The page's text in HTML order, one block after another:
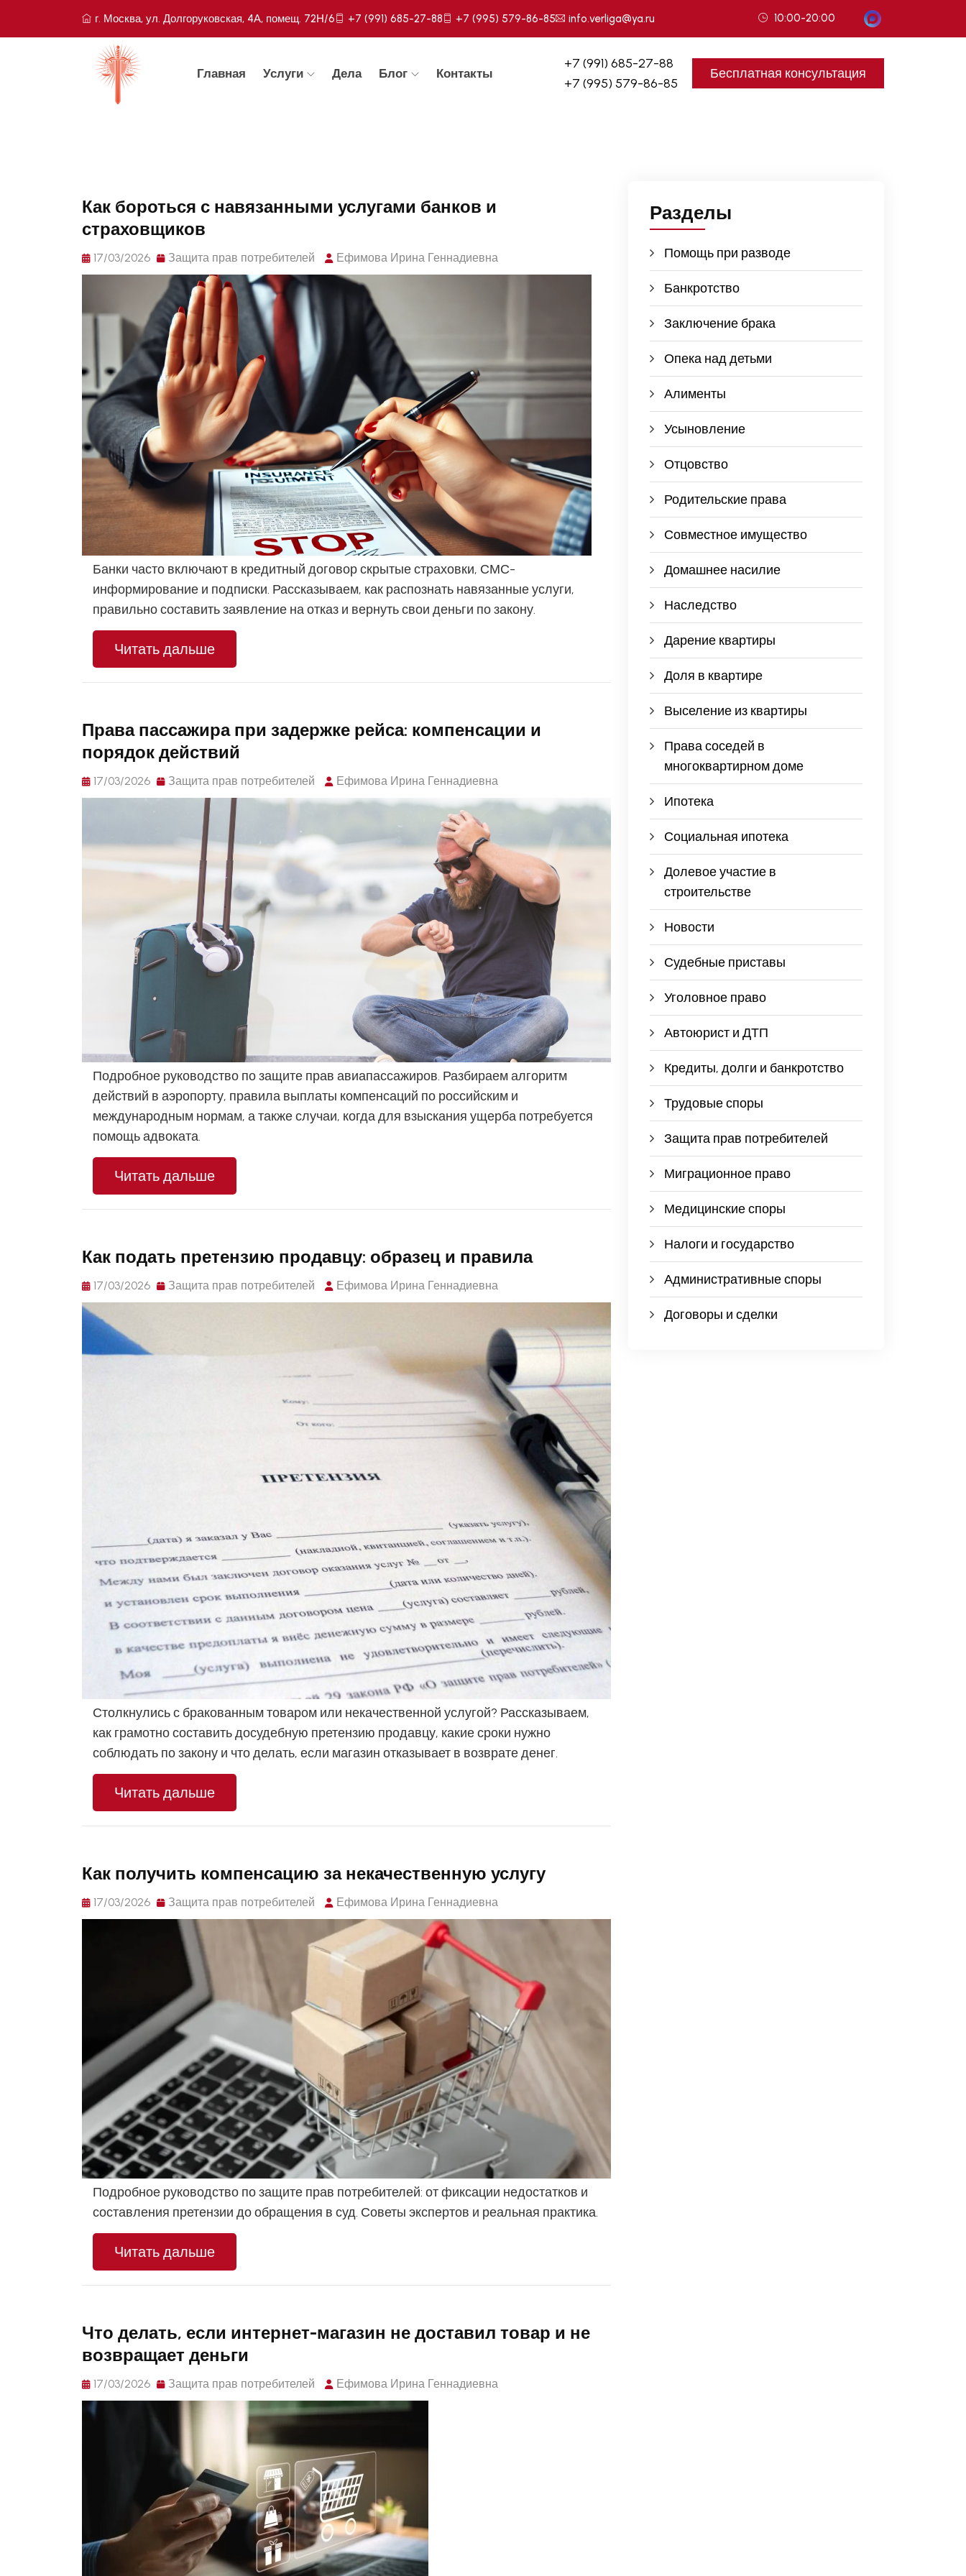
г. Москва, ул. Долгоруковская, 4А, помещ. 72Н/6 +7 (991) 685-27-88 +7 (995) 579-86-85 info.verliga@ya.ru 10:00-20:00
Главная Услуги Дела Блог Контакты
+7 (991) 685-27-88
+7 (995) 579-86-85
Бесплатная консультация
Как бороться с навязанными услугами банков и
страховщиков
17/03/2026 Защита прав потребителей Ефимова Ирина Геннадиевна
Банки часто включают в кредитный договор скрытые страховки, СМС-
информирование и подписки. Рассказываем, как распознать навязанные услуги,
правильно составить заявление на отказ и вернуть свои деньги по закону.
Читать дальше
Права пассажира при задержке рейса: компенсации и
порядок действий
17/03/2026 Защита прав потребителей Ефимова Ирина Геннадиевна
Подробное руководство по защите прав авиапассажиров. Разбираем алгоритм
действий в аэропорту, правила выплаты компенсаций по российским и
международным нормам, а также случаи, когда для взыскания ущерба потребуется
помощь адвоката.
Читать дальше
Как подать претензию продавцу: образец и правила
17/03/2026 Защита прав потребителей Ефимова Ирина Геннадиевна
Столкнулись с бракованным товаром или некачественной услугой? Рассказываем,
как грамотно составить досудебную претензию продавцу, какие сроки нужно
соблюдать по закону и что делать, если магазин отказывает в возврате денег.
Читать дальше
Как получить компенсацию за некачественную услугу
17/03/2026 Защита прав потребителей Ефимова Ирина Геннадиевна
Подробное руководство по защите прав потребителей: от фиксации недостатков и
составления претензии до обращения в суд. Советы экспертов и реальная практика.
Читать дальше
Что делать, если интернет-магазин не доставил товар и не
возвращает деньги
17/03/2026 Защита прав потребителей Ефимова Ирина Геннадиевна
Разделы
Помощь при разводе
Банкротство
Заключение брака
Опека над детьми
Алименты
Усыновление
Отцовство
Родительские права
Совместное имущество
Домашнее насилие
Наследство
Дарение квартиры
Доля в квартире
Выселение из квартиры
Права соседей в
многоквартирном доме
Ипотека
Социальная ипотека
Долевое участие в
строительстве
Новости
Судебные приставы
Уголовное право
Автоюрист и ДТП
Кредиты, долги и банкротство
Трудовые споры
Защита прав потребителей
Миграционное право
Медицинские споры
Налоги и государство
Административные споры
Договоры и сделки